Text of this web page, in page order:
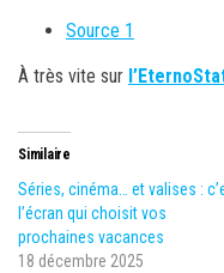
Source 1
À très vite sur
Similaire
Séries, cinéma… et valises :
l’écran qui choisit vos
prochaines vacances
18 décembre 2025